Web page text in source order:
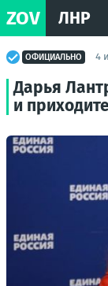
ZOV ЛНР
ОФИЦИАЛЬНО 4
Дарья
и